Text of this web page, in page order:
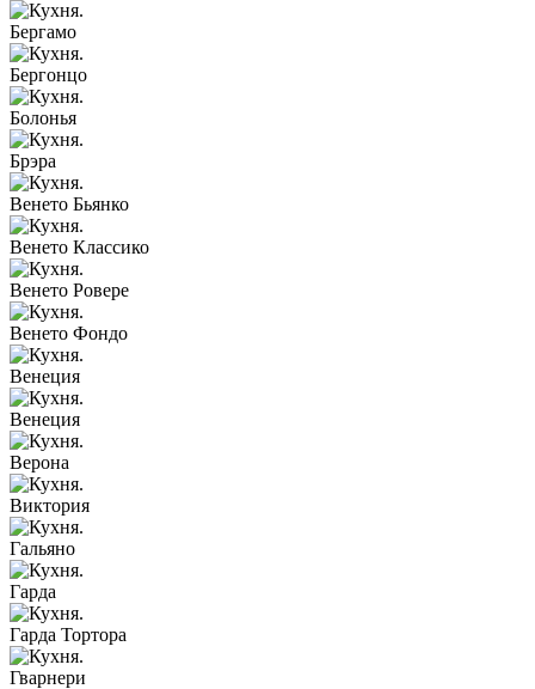
Бергамо
Бергонцо
Болонья
Брэра
Венето Бьянко
Венето Классико
Венето Ровере
Венето Фондо
Венеция
Венеция
Верона
Виктория
Гальяно
Гарда
Гарда Тортора
Гварнери